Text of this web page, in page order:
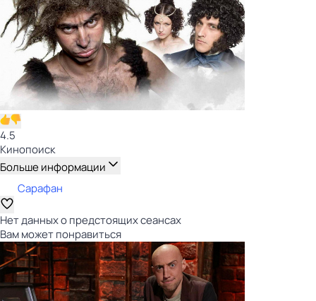
4.5
Кинопоиск
Больше информации
Сарафан
Нет данных о предстоящих сеансах
Вам может понравиться